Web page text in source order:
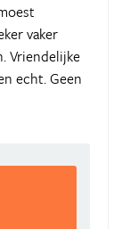
vaker
Vriendelijke
echt. Geen